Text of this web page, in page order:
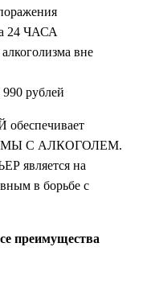
24 ЧАСА
вне
990 рублей
С АЛКОГОЛЕМ.
является на
в борьбе с
преимущества